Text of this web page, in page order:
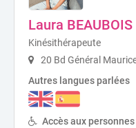
Laura BEAUBOIS
Kinésithérapeute
20 Bd Général
Autres langues parlées
Accès aux